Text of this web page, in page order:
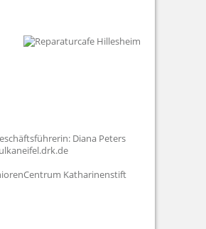
Diana Peters
Katharinenstift